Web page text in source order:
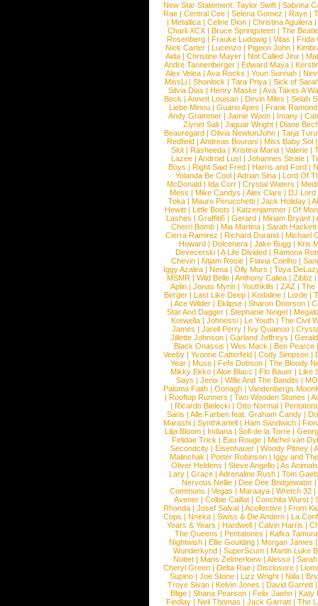
New Star Statement: Taylor Swift | Sabrina
Rae |Central Cee |Selena Gomez |Raye |
| Metallica | Celine Dion | Christina Aguilera |
Charli XCX |Bruce Springsteen |The
Rosenberg | Frauke Ludowig | Vitas | Frida
Nick Carter | Lucenzo | Pigeon John |
Aida |Christine Mayer |Not Called Jinx |
Andre Tannenberger | Edward Maya |
Alex Velea | Ava Rocks | Youn Sunnah |
MissLi | Shonlock | Tara Priya | Sick of
Silvia Dias |Henry Maske |Ava Takes A
Beck |Annett Louisan |Devin Miles |Selah
Liebe Minou |Guano Apes |Frank Ramond
Andy Grammer |Jamie Woon | Imany |
Ziynet Sali |Jaguar Wright |Diane
Beauregard |Olivia NewtonJohn |Tarja
Redfield | Andreas Bourani | Miss Baby Sol
Slot | Rasheeda | Kristina Maria | Valerie |
Lazee | Android Lust | Johannes Strate |
Boys | Right Said Fred | Harris and Ford |
Yolanda Be Cool |Adrian Sina |Lord Of
McDonald | Ida Corr |Crystal Waters |
Mess | Mike Candys | Alex Clare | DJ Lord
Toka | Mauro Perucchetti | Jack Holiday |
Hewitt |Little Boots |Katzenjammer |Of
Lashes |Graffiti6 |Gerard |Miriam Bryant |
Cherri Bomb | Mia Martina | Sarah Hackett
Cierra Ramirez | Richard Durand | Michael
Howard |Dolcenera |Jake Bugg |Kris
Devecerski |A Life Divided |Ramona
Chevin |Ntjam Rosie |Flavia Coelho |
Iggy Azalea | Nena | Olly Murs | Toya
MSMR |Wild Belle |Anthony Callea |Zibbz
Aplin | Jonas Myrin | Youthkills | ZAZ | The
Berger |Last Like Deep |Kodaline |Lorde |
|Ace Wilder |Eklipse |Sharon Doorson |
Star And Dagger | Stephanie Neigel |
Krewella | Johnossi | Le Youth | The Civil
James | Jarell Perry | Ivy Quainoo |
Jillette Johnson | Garland Jeffreys |
Black Onassis | Wes Mack | Ben Pearce
Veeby | Yvonne Catterfeld | Cody Simpson |
Year |Muse |Fefe Dobson |The Bloody
Mikky Ekko | Aloe Blacc | Flo Bauer | Like
Says | Jenix | Wille And The Bandits | MO
Paloma Faith |Oonagh |Vandenbergs
|Rooftop Runners |Two Wooden Stones |
| Ricardo Bielecki | Otto Normal |
Saris | Alle Farben feat. Graham Candy |
Marashi | Synthkartell | Ham Sandwich |
Lilja Bloom | Indiana | Sofi de la Torre |
Felidae Trick | Eau Rouge | Michel van
Secondcity |Eisenhauer |Woody Pitney |
Malinchak |Porter Robinson | Iggy and
Oliver Heldens |Steve Angello |As Animals
Lary | Grace | Adrenaline Rush | Tom
Nervous Nellie | Dee Dee Bridgewater |
Commons |Vegas |Maraaya |Wretch 32 |
Avener | Colbie Caillat | Conchita Wurst |
Rhonda | Josef Salvat | Acollective | From
Cops | Nneka | Swiss & Die Andern | La
Years & Years |Hardwell |Calvin Harris |
The Queens | Pentatones | Kafka Tamura
Nightwish |Ellie Goulding |Morgan James
Wunderkynd | SuperScum | Martin Luke
Nottet |Mans Zelmerloew |Alesso |
Cheryl Green |Delta Rae |Disclosure |
Supino |Joe Stone |Lizz Wright |Niila |
Troye Sivan | Kelvin Jones | David Garrett
Blige | Shana Pearson | Felix Jaehn | Katy
Findlay |Neil Thomas |Jack Garratt |The